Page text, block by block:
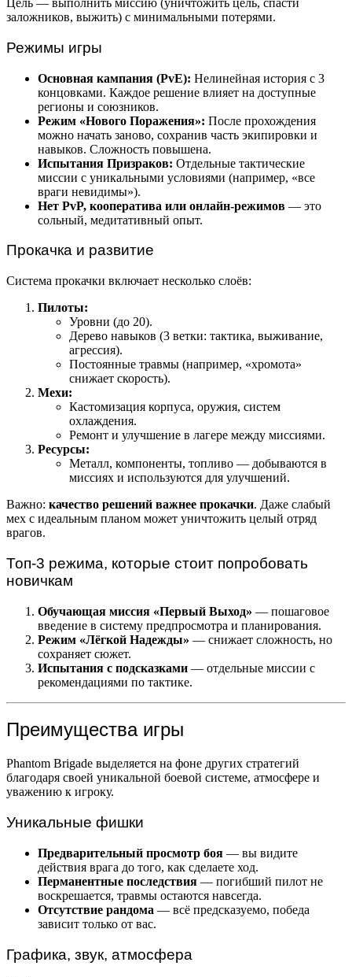
Цель — выполнить миссию (уничтожить цель, спасти
заложников, выжить) с минимальными потерями.
Режимы игры
Основная кампания (PvE): Нелинейная история с 3
концовками. Каждое решение влияет на доступные
регионы и союзников.
Режим «Нового Поражения»: После прохождения
можно начать заново, сохранив часть экипировки и
навыков. Сложность повышена.
Испытания Призраков: Отдельные тактические
миссии с уникальными условиями (например, «все
враги невидимы»).
Нет PvP, кооператива или онлайн-режимов — это
сольный, медитативный опыт.
Прокачка и развитие
Система прокачки включает несколько слоёв:
Пилоты:
Уровни (до 20).
Дерево навыков (3 ветки: тактика, выживание,
агрессия).
Постоянные травмы (например, «хромота»
снижает скорость).
Мехи:
Кастомизация корпуса, оружия, систем
охлаждения.
Ремонт и улучшение в лагере между миссиями.
Ресурсы:
Металл, компоненты, топливо — добываются в
миссиях и используются для улучшений.
Важно: качество решений важнее прокачки. Даже слабый
мех с идеальным планом может уничтожить целый отряд
врагов.
Топ-3 режима, которые стоит попробовать
новичкам
Обучающая миссия «Первый Выход» — пошаговое
введение в систему предпросмотра и планирования.
Режим «Лёгкой Надежды» — снижает сложность, но
сохраняет сюжет.
Испытания с подсказками — отдельные миссии с
рекомендациями по тактике.
Преимущества игры
Phantom Brigade выделяется на фоне других стратегий
благодаря своей уникальной боевой системе, атмосфере и
уважению к игроку.
Уникальные фишки
Предварительный просмотр боя — вы видите
действия врага до того, как сделаете ход.
Перманентные последствия — погибший пилот не
воскрешается, травмы остаются навсегда.
Отсутствие рандома — всё предсказуемо, победа
зависит только от вас.
Графика, звук, атмосфера